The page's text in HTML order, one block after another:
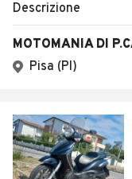
Descrizione
Pisa (PI)